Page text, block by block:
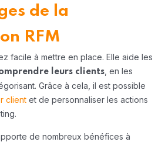
de la
RFM
facile à mettre en place. Elle aide les
leurs clients , en les
Grâce à cela, il est possible
client et de personnaliser les actions
de nombreux bénéfices à